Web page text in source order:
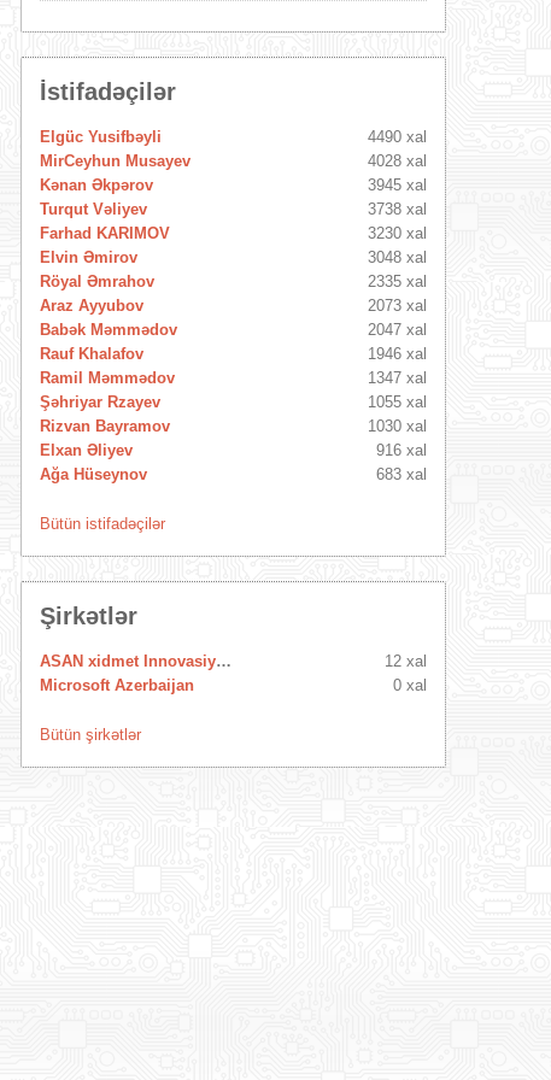
İstifadəçilər
Elgüc Yusifbəyli
4490 xal
MirCeyhun Musayev
4028 xal
Kənan Əkpərov
3945 xal
Turqut Vəliyev
3738 xal
Farhad KARIMOV
3230 xal
Elvin Əmirov
3048 xal
Röyal Əmrahov
2335 xal
Araz Ayyubov
2073 xal
Babək Məmmədov
2047 xal
Rauf Khalafov
1946 xal
Ramil Məmmədov
1347 xal
Şəhriyar Rzayev
1055 xal
Rizvan Bayramov
1030 xal
Elxan Əliyev
916 xal
Ağa Hüseynov
683 xal
Bütün istifadəçilər
Şirkətlər
ASAN xidmet Innovasiya Mərkəzi
12 xal
Microsoft Azerbaijan
0 xal
Bütün şirkətlər